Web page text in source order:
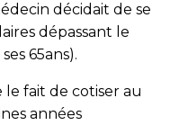
décidait de se
dépassant le
65ans).
fait de cotiser au
années